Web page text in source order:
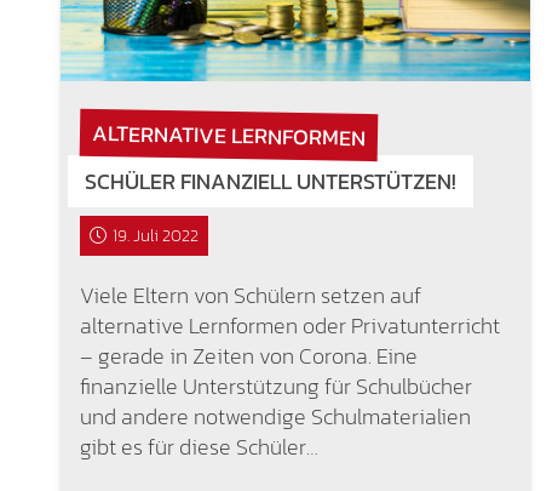
ALTERNATIVE LERNFORMEN
SCHÜLER FINANZIELL UNTERSTÜTZEN!
19. Juli 2022
Viele Eltern von Schülern setzen auf
alternative Lernformen oder Privatunterricht
– gerade in Zeiten von Corona. Eine
finanzielle Unterstützung für Schulbücher
und andere notwendige Schulmaterialien
gibt es für diese Schüler…